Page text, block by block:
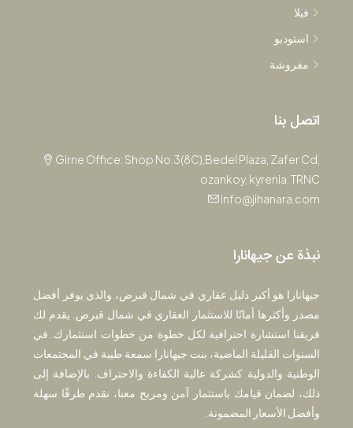
فيلا
استوديو
مفروشة
اتصل بنا
Girne Office: Shop No.3(8C),Bedel Plaza, Zafer Cd,
ozankoy, kyrenia, TRNC
info@jihanara.com
نبذة عن جيهانارا
جيهانارا هو أكبر دليل عقاري في شمال قبرص، والذي يوفر أفضل
مصدر وأكثرها أمانًا للاستثمار العقاري في شمال قبرص. يقدم لك
فريقنا استشارة احترافية لكل خطوة من خطوات استثمارك. في
السنوات القليلة الماضية، بنت جيهانارا سمعة طيبة في المجتمعات
الوطنية والدولية كشركة عالية الكفاءة والاحتراف. بالإضافة إلى
ذلك، لضمان قيامك باستثمار آمن ومربح معنا، نقدم طرقًا سهلة
وأفضل الأسعار المضمونة.